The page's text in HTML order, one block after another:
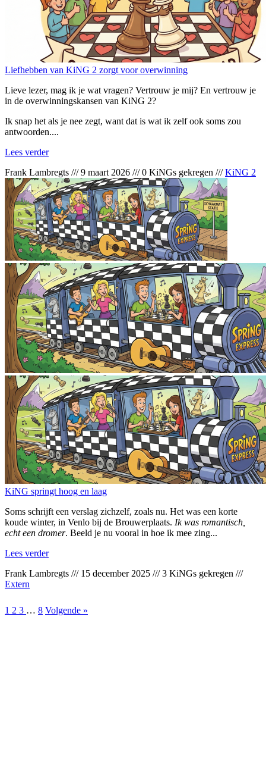
Liefhebben van KiNG 2 zorgt voor overwinning
Lieve lezer, mag ik je wat vragen? Vertrouw je mij? En vertrouw je
in de overwinningskansen van KiNG 2?
Ik snap het als je nee zegt, want dat is wat ik zelf ook soms zou
antwoorden....
Lees verder
Frank Lambregts ///9 maart 2026 ///0 KiNGs gekregen ///KiNG 2
KiNG springt hoog en laag
Soms schrijft een verslag zichzelf, zoals nu. Het was een korte
koude winter, in Venlo bij de Brouwerplaats. Ik was romantisch,
echt een dromer. Beeld je nu vooral in hoe ik mee zing...
Lees verder
Frank Lambregts /// 15 december 2025 ///3 KiNGs gekregen ///
Extern
1 2 3 … 8 Volgende »